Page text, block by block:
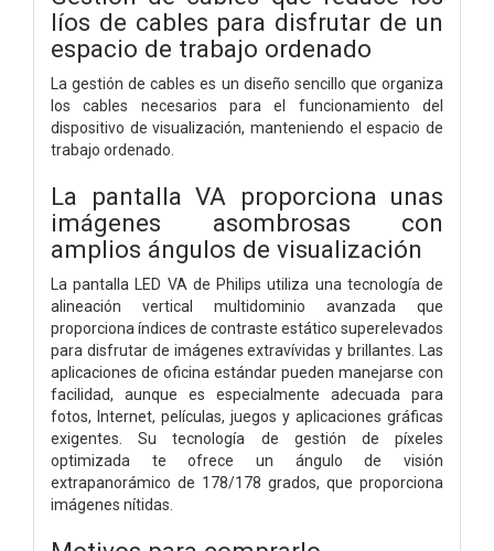
líos de cables para disfrutar de un
espacio de trabajo ordenado
La gestión de cables es un diseño sencillo que organiza
los cables necesarios para el funcionamiento del
dispositivo de visualización, manteniendo el espacio de
trabajo ordenado.
La pantalla VA proporciona unas
imágenes asombrosas con
amplios ángulos de visualización
La pantalla LED VA de Philips utiliza una tecnología de
alineación vertical multidominio avanzada que
proporciona índices de contraste estático superelevados
para disfrutar de imágenes extravívidas y brillantes. Las
aplicaciones de oficina estándar pueden manejarse con
facilidad, aunque es especialmente adecuada para
fotos, Internet, películas, juegos y aplicaciones gráficas
exigentes. Su tecnología de gestión de píxeles
optimizada te ofrece un ángulo de visión
extrapanorámico de 178/178 grados, que proporciona
imágenes nítidas.